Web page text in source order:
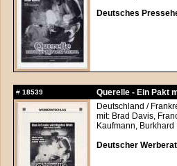
Deutsches
# 18539
Querelle - Ein Pakt
Deutschland /
mit: Brad Davis,
Kaufmann, Burkhard
Deutscher